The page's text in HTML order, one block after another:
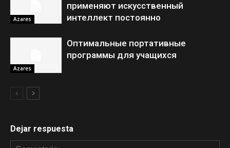
Azares
применяют искусственный
интеллект постоянно
Azares
Оптимальные портативные
программы для учащихся
Dejar respuesta